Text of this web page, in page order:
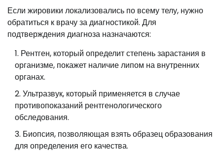
Если жировики локализовались по всему телу, нужно
обратиться к врачу за диагностикой. Для
подтверждения диагноза назначаются:
Рентген, который определит степень зарастания в
организме, покажет наличие липом на внутренних
органах.
Ультразвук, который применяется в случае
противопоказаний рентгенологического
обследования.
Биопсия, позволяющая взять образец образования
для определения его качества.